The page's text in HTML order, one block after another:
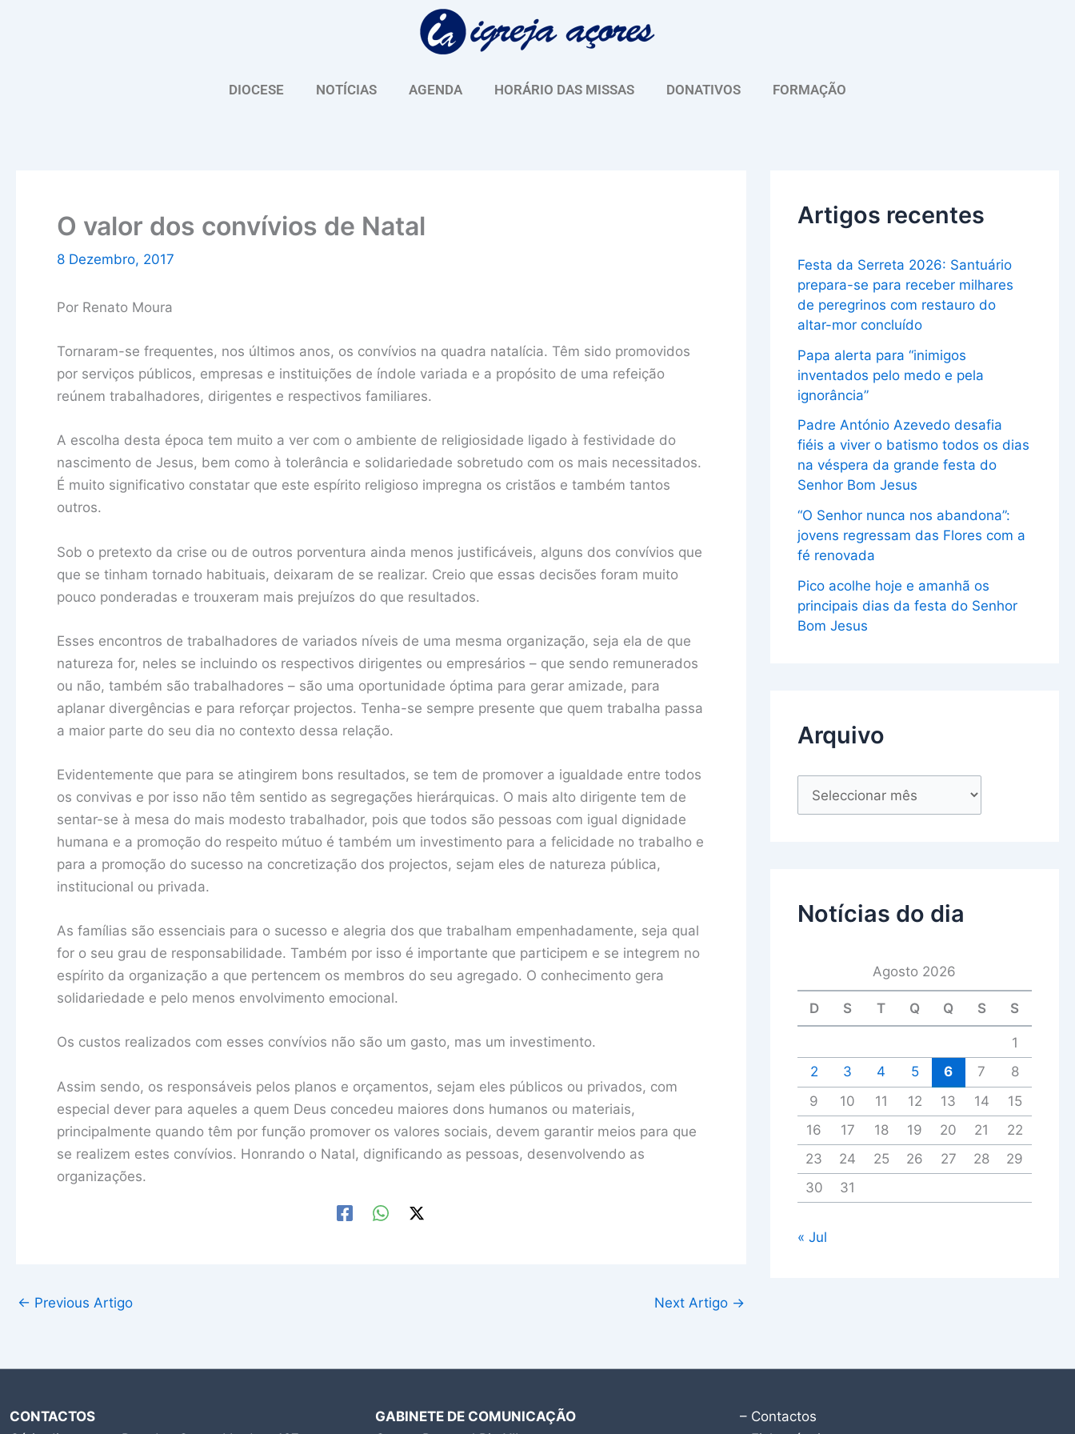
DIOCESE NOTÍCIAS AGENDA HORÁRIO DAS MISSAS DONATIVOS FORMAÇÃO
O valor dos convívios de Natal
8 Dezembro, 2017
Por Renato Moura
Tornaram-se frequentes, nos últimos anos, os convívios na quadra natalícia. Têm sido promovidos
por serviços públicos, empresas e instituições de índole variada e a propósito de uma refeição
reúnem trabalhadores, dirigentes e respectivos familiares.
A escolha desta época tem muito a ver com o ambiente de religiosidade ligado à festividade do
nascimento de Jesus, bem como à tolerância e solidariedade sobretudo com os mais necessitados.
É muito significativo constatar que este espírito religioso impregna os cristãos e também tantos
outros.
Sob o pretexto da crise ou de outros porventura ainda menos justificáveis, alguns dos convívios que
que se tinham tornado habituais, deixaram de se realizar. Creio que essas decisões foram muito
pouco ponderadas e trouxeram mais prejuízos do que resultados.
Esses encontros de trabalhadores de variados níveis de uma mesma organização, seja ela de que
natureza for, neles se incluindo os respectivos dirigentes ou empresários – que sendo remunerados
ou não, também são trabalhadores – são uma oportunidade óptima para gerar amizade, para
aplanar divergências e para reforçar projectos. Tenha-se sempre presente que quem trabalha passa
a maior parte do seu dia no contexto dessa relação.
Evidentemente que para se atingirem bons resultados, se tem de promover a igualdade entre todos
os convivas e por isso não têm sentido as segregações hierárquicas. O mais alto dirigente tem de
sentar-se à mesa do mais modesto trabalhador, pois que todos são pessoas com igual dignidade
humana e a promoção do respeito mútuo é também um investimento para a felicidade no trabalho e
para a promoção do sucesso na concretização dos projectos, sejam eles de natureza pública,
institucional ou privada.
As famílias são essenciais para o sucesso e alegria dos que trabalham empenhadamente, seja qual
for o seu grau de responsabilidade. Também por isso é importante que participem e se integrem no
espírito da organização a que pertencem os membros do seu agregado. O conhecimento gera
solidariedade e pelo menos envolvimento emocional.
Os custos realizados com esses convívios não são um gasto, mas um investimento.
Assim sendo, os responsáveis pelos planos e orçamentos, sejam eles públicos ou privados, com
especial dever para aqueles a quem Deus concedeu maiores dons humanos ou materiais,
principalmente quando têm por função promover os valores sociais, devem garantir meios para que
se realizem estes convívios. Honrando o Natal, dignificando as pessoas, desenvolvendo as
organizações.
← Previous Artigo Next Artigo →
Artigos recentes
Festa da Serreta 2026: Santuário
prepara-se para receber milhares
de peregrinos com restauro do
altar-mor concluído
Papa alerta para “inimigos
inventados pelo medo e pela
ignorância”
Padre António Azevedo desafia
fiéis a viver o batismo todos os dias
na véspera da grande festa do
Senhor Bom Jesus
“O Senhor nunca nos abandona”:
jovens regressam das Flores com a
fé renovada
Pico acolhe hoje e amanhã os
principais dias da festa do Senhor
Bom Jesus
Arquivo
u
Notícias do dia
Agosto 2026
D S T Q Q S S
1
2
3 4 5 6 7
8
9
10 11 12 13 14
15
16
17 18 19 20 21
22
23
24 25 26 27 28
29
30
31
« Jul
CONTACTOS
GABINETE DE COMUNICAÇÃO
– Contactos